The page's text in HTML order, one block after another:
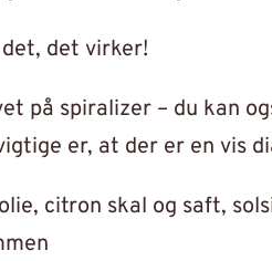
det virker!
på spiralizer – du kan
er, at der er en vis
citron skal og saft,